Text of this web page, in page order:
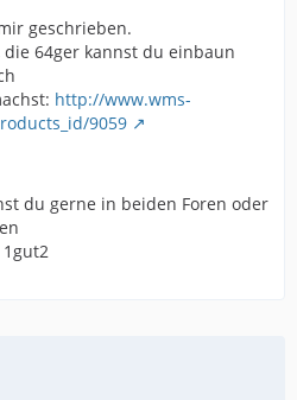
geschrieben.
die 64ger kannst du einbaun
http://www.wms-
9059
du gerne in beiden Foren oder
1gut2